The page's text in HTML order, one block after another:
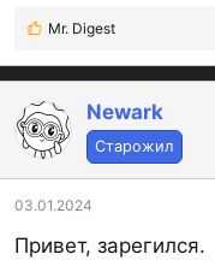
Р
а
к
ц
и
и
:
Mr. Digest
Newark
Старожил
03.01.2024
Привет, зарегился.